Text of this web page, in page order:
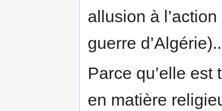
allusion à
guerre
Parce qu’elle
en matière